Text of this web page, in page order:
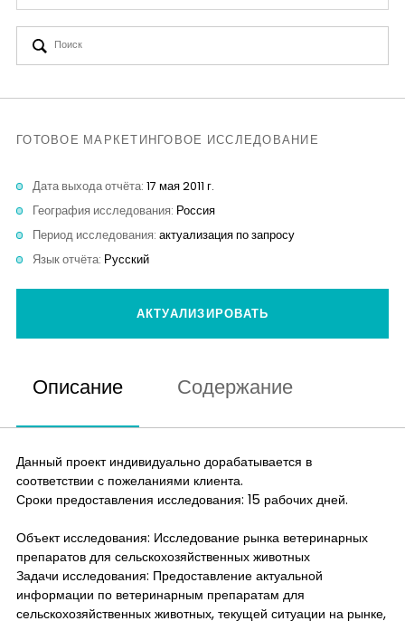
Кейсы
Контакты
ГОТОВОЕ МАРКЕТИНГОВОЕ ИССЛЕДОВАНИЕ
Дата выхода отчёта: 17 мая 2011 г.
География исследования: Россия
Период исследования: актуализация по запросу
Язык отчёта: Русский
АКТУАЛИЗИРОВАТЬ
Описание Содержание
Данный проект индивидуально дорабатывается в
соответствии с пожеланиями клиента.
Сроки предоставления исследования: 15 рабочих дней.
Объект исследования: Исследование рынка ветеринарных
препаратов для сельскохозяйственных животных
Задачи исследования: Предоставление актуальной
информации по ветеринарным препаратам для
сельскохозяйственных животных, текущей ситуации на рынке,